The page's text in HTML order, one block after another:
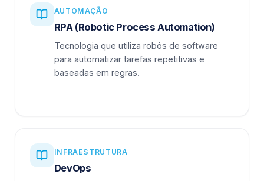
AUTOMAÇÃO
RPA (Robotic Process Automation)
Tecnologia que utiliza robôs de software
para automatizar tarefas repetitivas e
baseadas em regras.
INFRAESTRUTURA
DevOps